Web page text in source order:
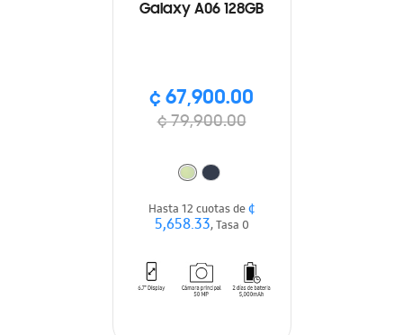
Galaxy A06 128GB
¢ 67,900.00
¢ 79,900.00
Hasta 12 cuotas de¢
5,658.33, Tasa 0